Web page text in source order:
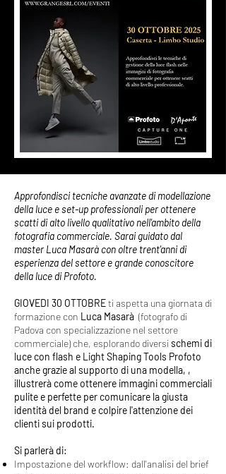
Approfondisci tecniche avanzate di modellazione
della luce e set-up professionali per ottenere
scatti di alto livello qualitativo nell'ambito della
fotografia commerciale. Sarai guidato dal
master Luca Masarà con oltre trent'anni di
esperienza del settore e grande conoscitore
della luce di Profoto.
GIOVEDI 30 OTTOBREti aspetta una giornata di
formazione con Luca Masarà (fotografo di
Padova con specializzazione nel settore
commerciale) che, esplorando diversischemi di
luce con flash e Light Shaping Tools Profoto
anche grazie al supporto di una modella, ,
illustrerà come ottenere immagini commerciali
pulite e perfette per comunicare la giusta
identità del brand e colpire l'attenzione dei
clienti sui prodotti.
Si parlerà di:
Impostazione del workflow: dall'analisi del brief